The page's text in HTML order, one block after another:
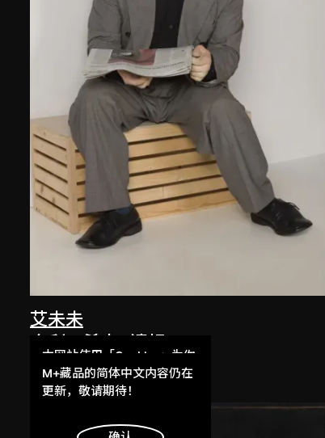
艾未未
2004
本网站使用「Cookies」为你
提供最好的网站体验。
了解更多
M+藏品的简体中文内容仍在
更新，敬请期待！